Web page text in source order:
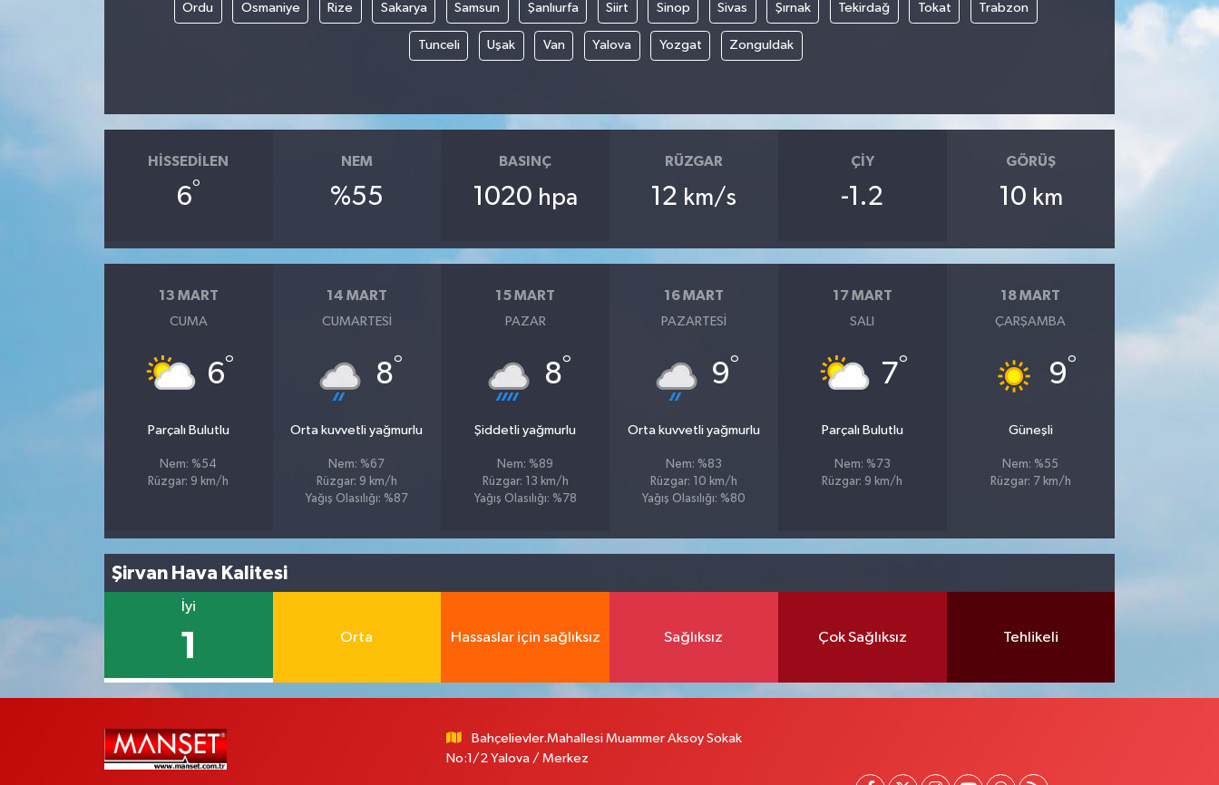
Ordu Osmaniye Rize Sakarya Samsun Şanlıurfa Siirt Sinop Sivas Şırnak Tekirdağ Tokat Trabzon
Tunceli Uşak Van Yalova Yozgat Zonguldak
HISSEDILEN
6°
NEM
%55
BASINÇ
1020 hpa
RÜZGAR
12 km/s
ÇIY
-1.2
GÖRÜŞ
10 km
13 MART
CUMA
6°
Parçalı Bulutlu
Nem: %54
Rüzgar: 9 km/h
14 MART
CUMARTESI
8°
Orta kuvvetli yağmurlu
Nem: %67
Rüzgar: 9 km/h
Yağış Olasılığı: %87
15 MART
PAZAR
8°
Şiddetli yağmurlu
Nem: %89
Rüzgar: 13 km/h
Yağış Olasılığı: %78
16 MART
PAZARTESI
9°
Orta kuvvetli yağmurlu
Nem: %83
Rüzgar: 10 km/h
Yağış Olasılığı: %80
17 MART
SALI
7°
Parçalı Bulutlu
Nem: %73
Rüzgar: 9 km/h
18 MART
ÇARŞAMBA
9°
Güneşli
Nem: %55
Rüzgar: 7 km/h
Şirvan Hava Kalitesi
İyi
1 Orta Hassaslar için sağlıksız Sağlıksız Çok Sağlıksız Tehlikeli
Bahçelievler.Mahallesi Muammer Aksoy Sokak
No:1/2 Yalova / Merkez